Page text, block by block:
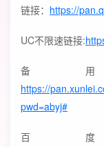
链接： https://
UC不限速链接:
备
https://
pwd=abyj#
百